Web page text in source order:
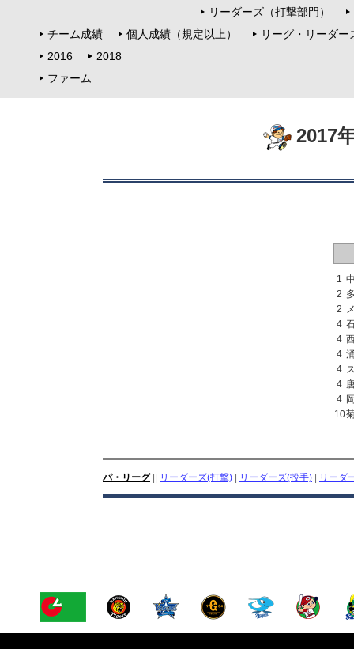
リーダーズ（打撃部門）
チーム成績
個人成績（規定以上）
リーグ・リーダー
2016
2018
ファーム
2017
1
2
2
4
4
4
4
4
4
10
パ・リーグ|| リーダーズ(打撃) リーダーズ(投手) リーダ